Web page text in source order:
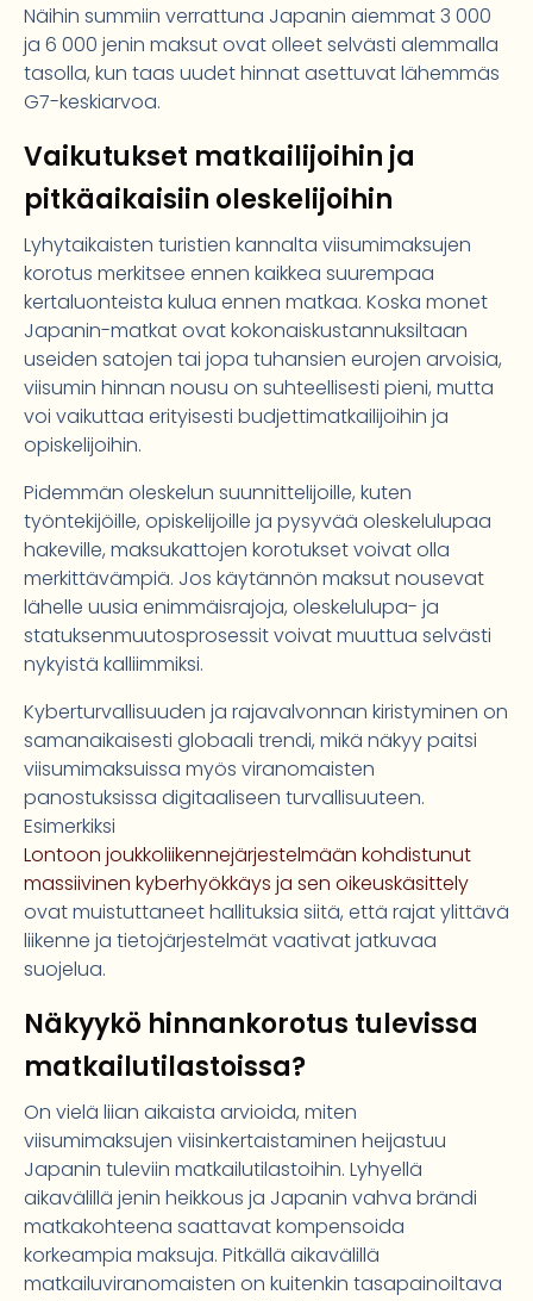
Näihin summiin verrattuna Japanin aiemmat 3 000
ja 6 000 jenin maksut ovat olleet selvästi alemmalla
tasolla, kun taas uudet hinnat asettuvat lähemmäs
G7-keskiarvoa.
Vaikutukset matkailijoihin ja
pitkäaikaisiin oleskelijoihin
Lyhytaikaisten turistien kannalta viisumimaksujen
korotus merkitsee ennen kaikkea suurempaa
kertaluonteista kulua ennen matkaa. Koska monet
Japanin-matkat ovat kokonaiskustannuksiltaan
useiden satojen tai jopa tuhansien eurojen arvoisia,
viisumin hinnan nousu on suhteellisesti pieni, mutta
voi vaikuttaa erityisesti budjettimatkailijoihin ja
opiskelijoihin.
Pidemmän oleskelun suunnittelijoille, kuten
työntekijöille, opiskelijoille ja pysyvää oleskelulupaa
hakeville, maksukattojen korotukset voivat olla
merkittävämpiä. Jos käytännön maksut nousevat
lähelle uusia enimmäisrajoja, oleskelulupa- ja
statuksenmuutosprosessit voivat muuttua selvästi
nykyistä kalliimmiksi.
Kyberturvallisuuden ja rajavalvonnan kiristyminen on
samanaikaisesti globaali trendi, mikä näkyy paitsi
viisumimaksuissa myös viranomaisten
panostuksissa digitaaliseen turvallisuuteen.
Esimerkiksi
Lontoon joukkoliikennejärjestelmään kohdistunut
massiivinen kyberhyökkäys ja sen oikeuskäsittely
ovat muistuttaneet hallituksia siitä, että rajat ylittävä
liikenne ja tietojärjestelmät vaativat jatkuvaa
suojelua.
Näkyykö hinnankorotus tulevissa
matkailutilastoissa?
On vielä liian aikaista arvioida, miten
viisumimaksujen viisinkertaistaminen heijastuu
Japanin tuleviin matkailutilastoihin. Lyhyellä
aikavälillä jenin heikkous ja Japanin vahva brändi
matkakohteena saattavat kompensoida
korkeampia maksuja. Pitkällä aikavälillä
matkailuviranomaisten on kuitenkin tasapainoiltava